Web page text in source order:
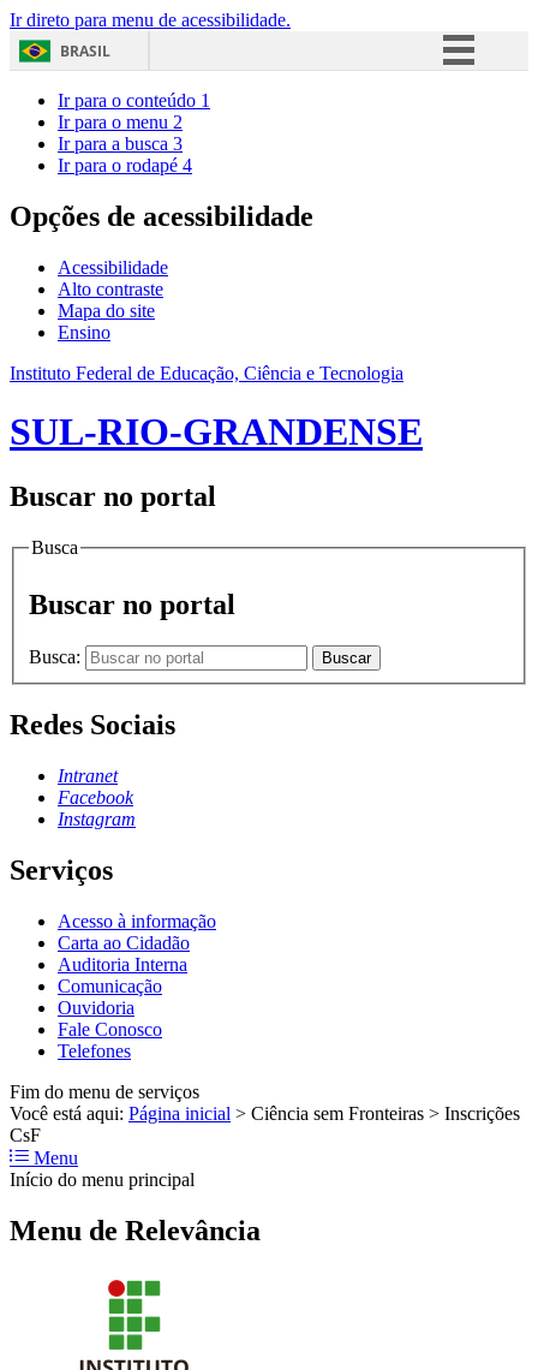
Ir direto para menu de acessibilidade.
BRASIL
Acesso à informação
Ir para o conteúdo 1
Ir para o menu 2
Ir para a busca 3
Ir para o rodapé 4
Opções de acessibilidade
Acessibilidade
Alto contraste
Mapa do site
Ensino
Instituto Federal de Educação, Ciência e Tecnologia
SUL-RIO-GRANDENSE
Buscar no portal
Busca
Buscar no portal
Busca: Buscar
Redes Sociais
Intranet
Facebook
Instagram
Serviços
Acesso à informação
Carta ao Cidadão
Auditoria Interna
Comunicação
Ouvidoria
Fale Conosco
Telefones
Fim do menu de serviços
Você está aqui: Página inicial > Ciência sem Fronteiras > Inscrições
CsF
Menu
Início do menu principal
Menu de Relevância